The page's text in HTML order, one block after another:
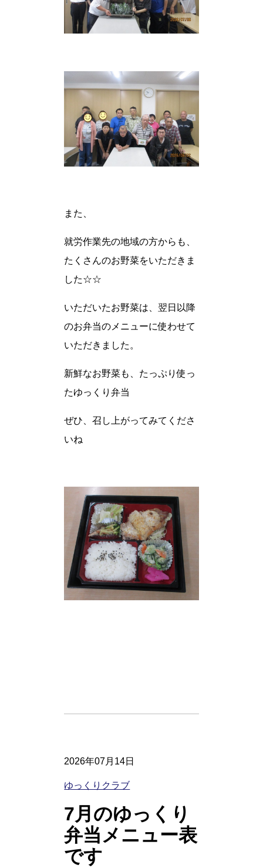
また、
就労作業先の地域の方からも、
たくさんのお野菜をいただきま
した☆☆
いただいたお野菜は、翌日以降
のお弁当のメニューに使わせて
いただきました。
新鮮なお野菜も、たっぷり使っ
たゆっくり弁当
ぜひ、召し上がってみてくださ
いね
2026年07月14日
ゆっくりクラブ
7月のゆっくり
弁当メニュー表
です